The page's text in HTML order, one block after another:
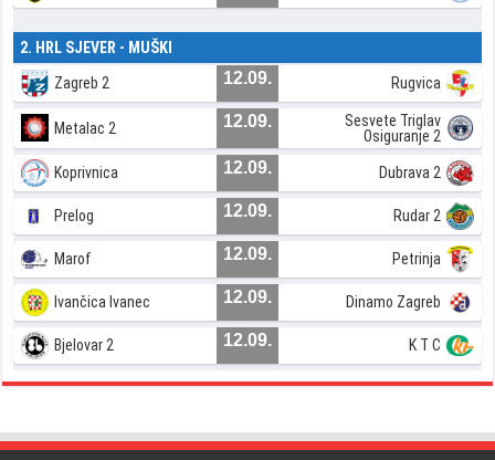
2. HRL SJEVER - MUŠKI
Zagreb 2 12.09. Rugvica
Metalac 2 12.09.
Sesvete Triglav
Osiguranje 2
Koprivnica 12.09. Dubrava 2
Prelog 12.09. Rudar 2
Marof 12.09. Petrinja
Ivančica Ivanec 12.09. Dinamo Zagreb
Bjelovar 2 12.09. K T C